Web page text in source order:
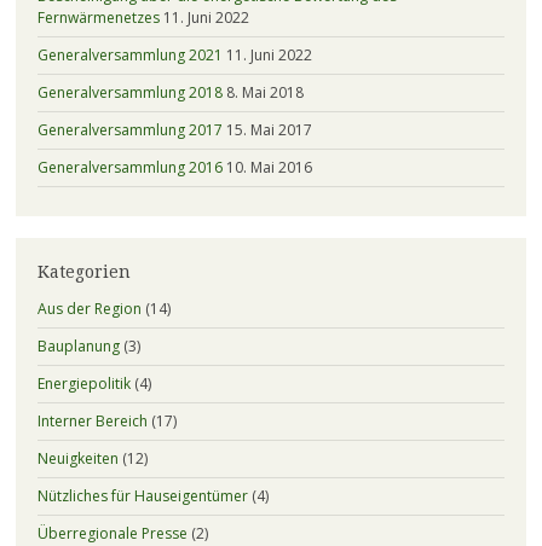
Fernwärmenetzes 11. Juni 2022
Generalversammlung 2021 11. Juni 2022
Generalversammlung 2018 8. Mai 2018
Generalversammlung 2017 15. Mai 2017
Generalversammlung 2016 10. Mai 2016
Kategorien
Aus der Region (14)
Bauplanung(3)
Energiepolitik(4)
Interner Bereich (17)
Neuigkeiten (12)
Nützliches für Hauseigentümer(4)
Überregionale Presse (2)